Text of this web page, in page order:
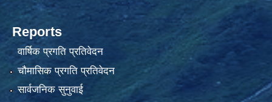
Reports
वार्षिक प्रगति प्रतिवेदन
चौमासिक प्रगति प्रतिवेदन
सार्वजनिक सुनुवाई